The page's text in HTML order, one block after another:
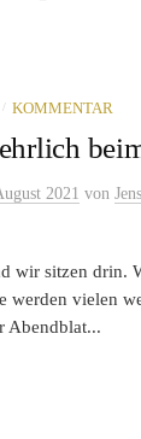
/ KOMMENTAR
2021 von
wir sitzen drin.
werden vielen
Abendblat...